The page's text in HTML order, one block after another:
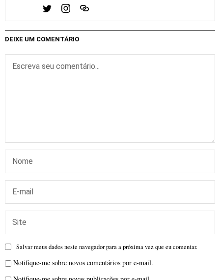
DEIXE UM COMENTÁRIO
Salvar meus dados neste navegador para a próxima vez que eu comentar.
Notifique-me sobre novos comentários por e-mail.